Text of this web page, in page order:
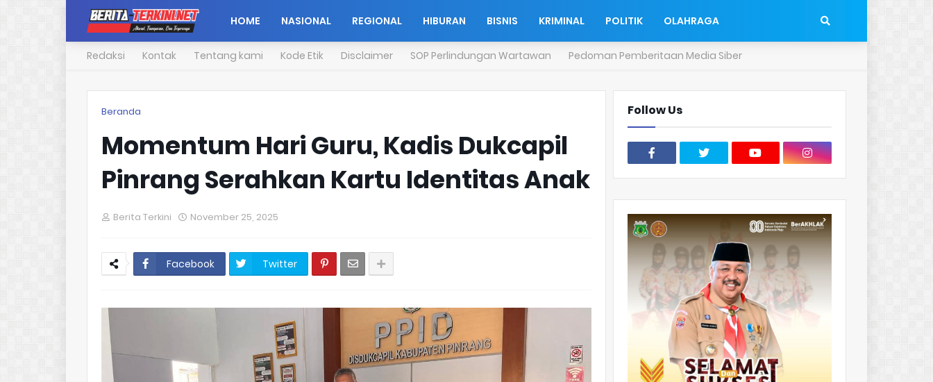
HOME NASIONAL REGIONAL HIBURAN BISNIS KRIMINAL POLITIK OLAHRAGA
Redaksi Kontak Tentang kami Kode Etik Disclaimer SOP Perlindungan Wartawan Pedoman Pemberitaan Media Siber
Beranda
Momentum Hari Guru, Kadis Dukcapil
Pinrang Serahkan Kartu Identitas Anak
Berita Terkini November 25, 2025
Facebook Twitter
Follow Us